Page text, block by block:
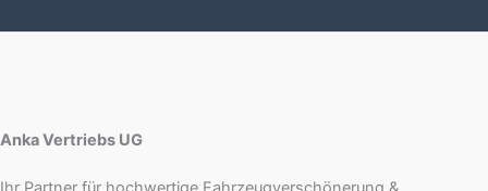
Anka Vertriebs UG